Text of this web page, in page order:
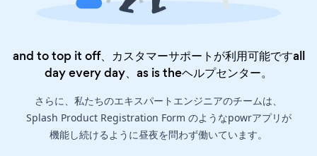
and to top it off、カスタマーサポートが利用可能ですall
day every day、as is theヘルプセンター。
さらに、私たちのエキスパートエンジニアのチームは、
Splash Product Registration Form のようなpowrアプリが
機能し続けるように昼夜を問わず働いています。